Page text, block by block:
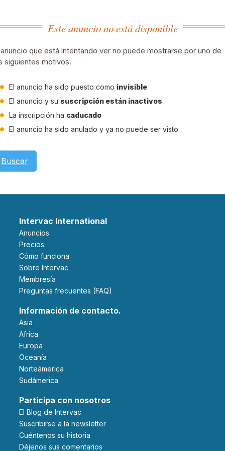
Este anuncio no está disponible
que está intentando ver no puede mostrarse por uno de
siguientes motivos.
El anuncio ha sido puesto como invisible.
El anuncio y su suscripción están inactivos
La inscripción ha caducado
El anuncio ha sido anulado y ya no puede ser visto.
Buscar
Intervac International
Anuncios
Precios
Cómo funciona
Sobre Intervac
Membresía
Preguntas frecuentes (FAQ)
Información de contacto.
Asia
Africa
Europa
Oceanía
Norteámerica
Sudámerica
Participa con nosotros
El Blog de Intervac
Suscribirse a la newsletter
Cuéntenos su historia
Déjenos sus comentarios